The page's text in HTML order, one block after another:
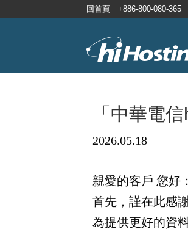
「中華電
2026.05.18
親愛的客戶 您好：
首先，謹在此感
為提供更好的資